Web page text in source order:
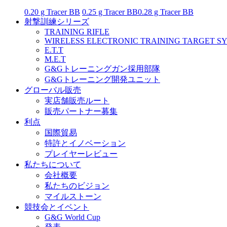
0.20 g Tracer BB 0.25 g Tracer BB0.28 g Tracer BB
射撃訓練シリーズ
TRAINING RIFLE
WIRELESS ELECTRONIC TRAINING TARGET
E.T.T
M.E.T
G&Gトレーニングガン採用部隊
G&Gトレーニング開発ユニット
グローバル販売
実店舗販売ルート
販売パートナー募集
利点
国際貿易
特許とイノベーション
プレイヤーレビュー
私たちについて
会社概要
私たちのビジョン
マイルストーン
競技会とイベント
G&G World Cup